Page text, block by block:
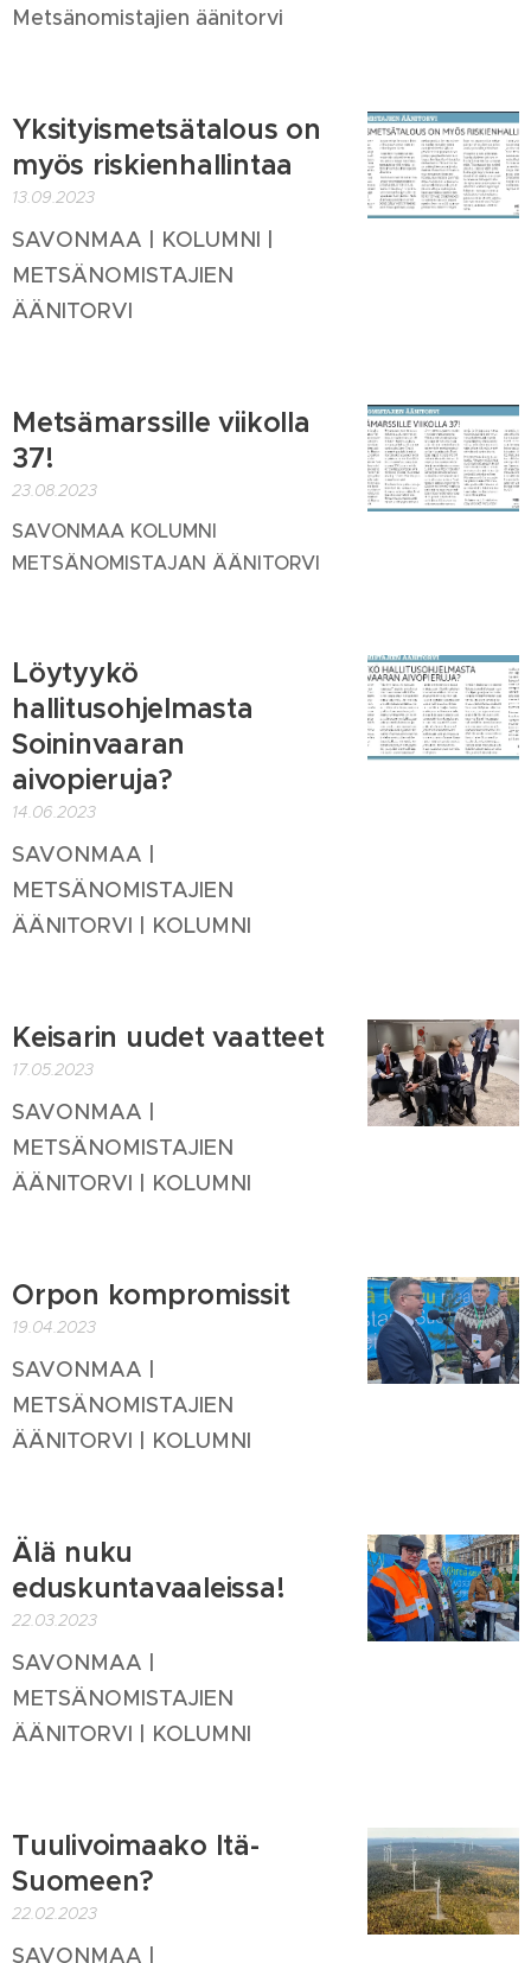
Metsänomistajien äänitorvi
Yksityismetsätalous on
myös riskienhallintaa
13.09.2023
SAVONMAA | KOLUMNI |
METSÄNOMISTAJIEN
ÄÄNITORVI
Metsämarssille viikolla
37!
23.08.2023
SAVONMAA KOLUMNI
METSÄNOMISTAJAN ÄÄNITORVI
Löytyykö
hallitusohjelmasta
Soininvaaran
aivopieruja?
14.06.2023
SAVONMAA |
METSÄNOMISTAJIEN
ÄÄNITORVI | KOLUMNI
Keisarin uudet vaatteet
17.05.2023
SAVONMAA |
METSÄNOMISTAJIEN
ÄÄNITORVI | KOLUMNI
Orpon kompromissit
19.04.2023
SAVONMAA |
METSÄNOMISTAJIEN
ÄÄNITORVI | KOLUMNI
Älä nuku
eduskuntavaaleissa!
22.03.2023
SAVONMAA |
METSÄNOMISTAJIEN
ÄÄNITORVI | KOLUMNI
Tuulivoimaako Itä-
Suomeen?
22.02.2023
SAVONMAA |